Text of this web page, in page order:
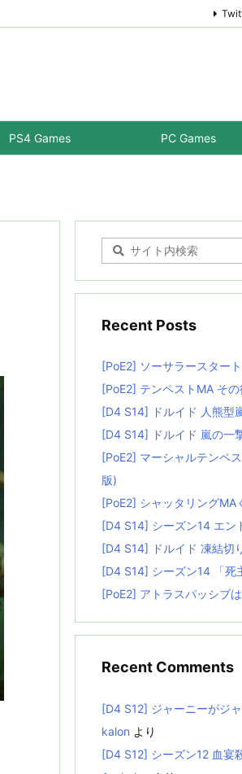
PS4 Games PC Games
Recent Posts
[PoE2] ソーサラースタート
[PoE2] テンペストMA そ
[D4 S14] ドルイド 人熊型
[D4 S14] ドルイド 嵐の一
[PoE2] マーシャルテンペ
版)
[PoE2] シャッタリングMA
[D4 S14] シーズン14 エン
[D4 S14] ドルイド 凍結切
[D4 S14] シーズン14 「死
[PoE2] アトラスパッシブ
Recent Comments
[D4 S12] ジャーニーがジ
kalon より
[D4 S12] シーズン12 血宴